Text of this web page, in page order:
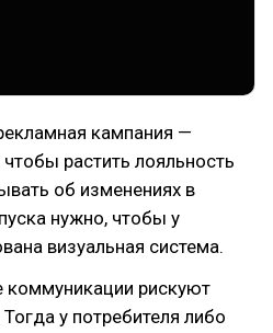
кампания —
растить лояльность
об изменениях в
нужно, чтобы у
визуальная система.
коммуникации рискуют
у потребителя либо